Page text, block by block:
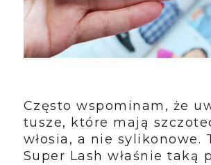
Często wspominam, że
tusze, które mają
włosia, a nie sylikonowe.
Super Lash właśnie taką